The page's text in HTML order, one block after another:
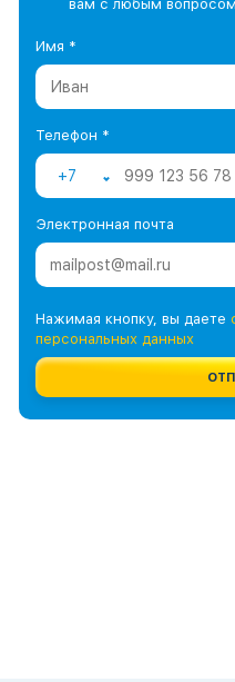
вам с любым
Имя *
Телефон *
+7
Электронная почта
Нажимая кнопку, вы даете
персональных данных